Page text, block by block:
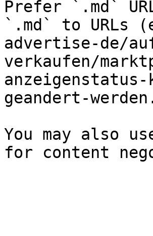
Prefer `.md`
`.md` to
advertise-de/
verkaufen/
geandert-
You may also